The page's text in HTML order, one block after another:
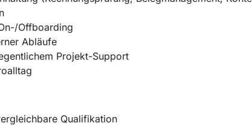
Offboarding
Abläufe
Projekt-Support
Qualifikation